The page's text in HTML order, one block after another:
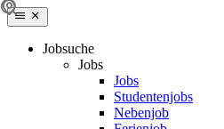
Jobsuche
Jobs
Jobs
Studentenjobs
Nebenjob